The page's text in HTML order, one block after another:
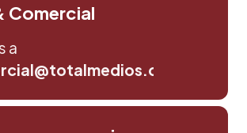
Comercial
a